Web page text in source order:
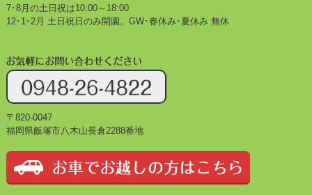
7･8月の土日祝は10:00～18:00
12･1･2月 土日祝日のみ開園。GW･春休み･夏休み 無休
〒820-0047
福岡県飯塚市八木山長倉2288番地